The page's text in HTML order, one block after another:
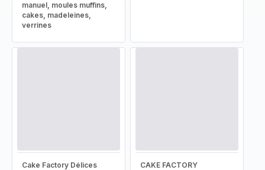
manuel, moules muffins,
cakes, madeleines,
verrines
Cake Factory Délices
CAKE FACTORY